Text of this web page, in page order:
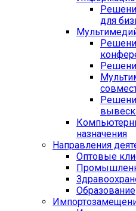
для
назначения
Направления
Оптовые
Образование